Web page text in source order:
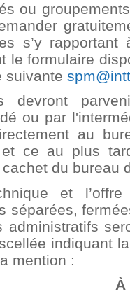
ou
s’y
le formulaire
suivante
devront
ou par
au
et ce au plus
du bureau
et
séparées,
administratifs
indiquant
mention :
À